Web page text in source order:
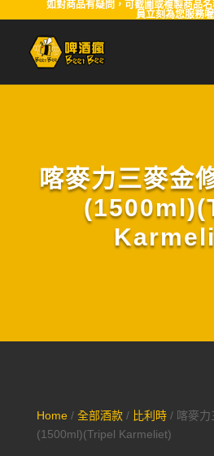
如對商品有疑問，可截圖或複製商品
員立刻為您服務
喀麥力三麥金
Home/ 全部酒款/ 比利時/ 喀麥力
(1500ml)(Tripel Karmeliet)